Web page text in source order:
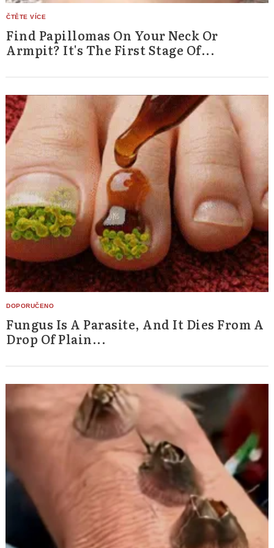
Find Papillomas On Your Neck Or
Armpit? It's The First Stage Of...
Fungus Is A Parasite, And It Dies From A
Drop Of Plain...